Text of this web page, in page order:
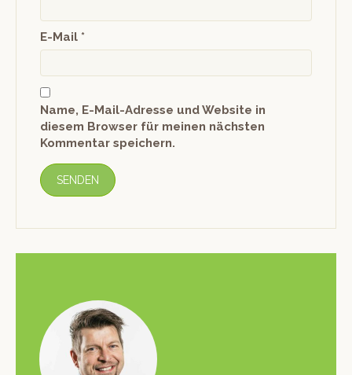
E-Mail *
Name, E-Mail-Adresse und Website in
diesem Browser für meinen nächsten
Kommentar speichern.